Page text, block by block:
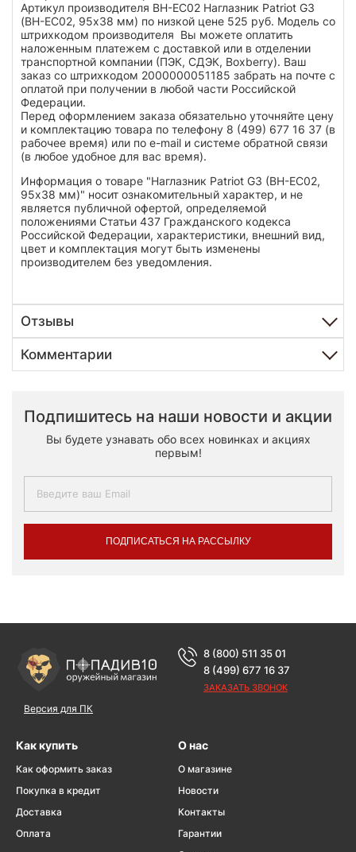
Артикул производителя BH-EC02 Наглазник Patriot G3
(BH-EC02, 95х38 мм) по низкой цене 525 руб. Модель со
штрихкодом производителя Вы можете оплатить
наложенным платежем с доставкой или в отделении
транспортной компании (ПЭК, СДЭК, Boxberry). Ваш
заказ со штрихкодом 2000000051185 забрать на почте с
оплатой при получении в любой части Российской
Федерации.
Перед оформлением заказа обязательно уточняйте цену
и комплектацию товара по телефону 8 (499) 677 16 37 (в
рабочее время) или по e-mail и системе обратной связи
(в любое удобное для вас время).
Информация о товаре "Наглазник Patriot G3 (BH-EC02,
95х38 мм)" носит ознакомительный характер, и не
является публичной офертой, определяемой
положениями Статьи 437 Гражданского кодекса
Российской Федерации, характеристики, внешний вид,
цвет и комплектация могут быть изменены
производителем без уведомления.
Отзывы
Комментарии
Подпишитесь на наши новости и акции
Вы будете узнавать обо всех новинках и акциях
первым!
ПОДПИСАТЬСЯ НА РАССЫЛКУ
Версия для ПК
8 (800) 511 35 01
8 (499) 677 16 37
ЗАКАЗАТЬ ЗВОНОК
Как купить
Как оформить заказ
Покупка в кредит
Доставка
Оплата
О нас
О магазине
Новости
Контакты
Гарантии